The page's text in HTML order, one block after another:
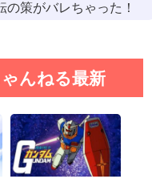
策がバレちゃった！
んねる最新